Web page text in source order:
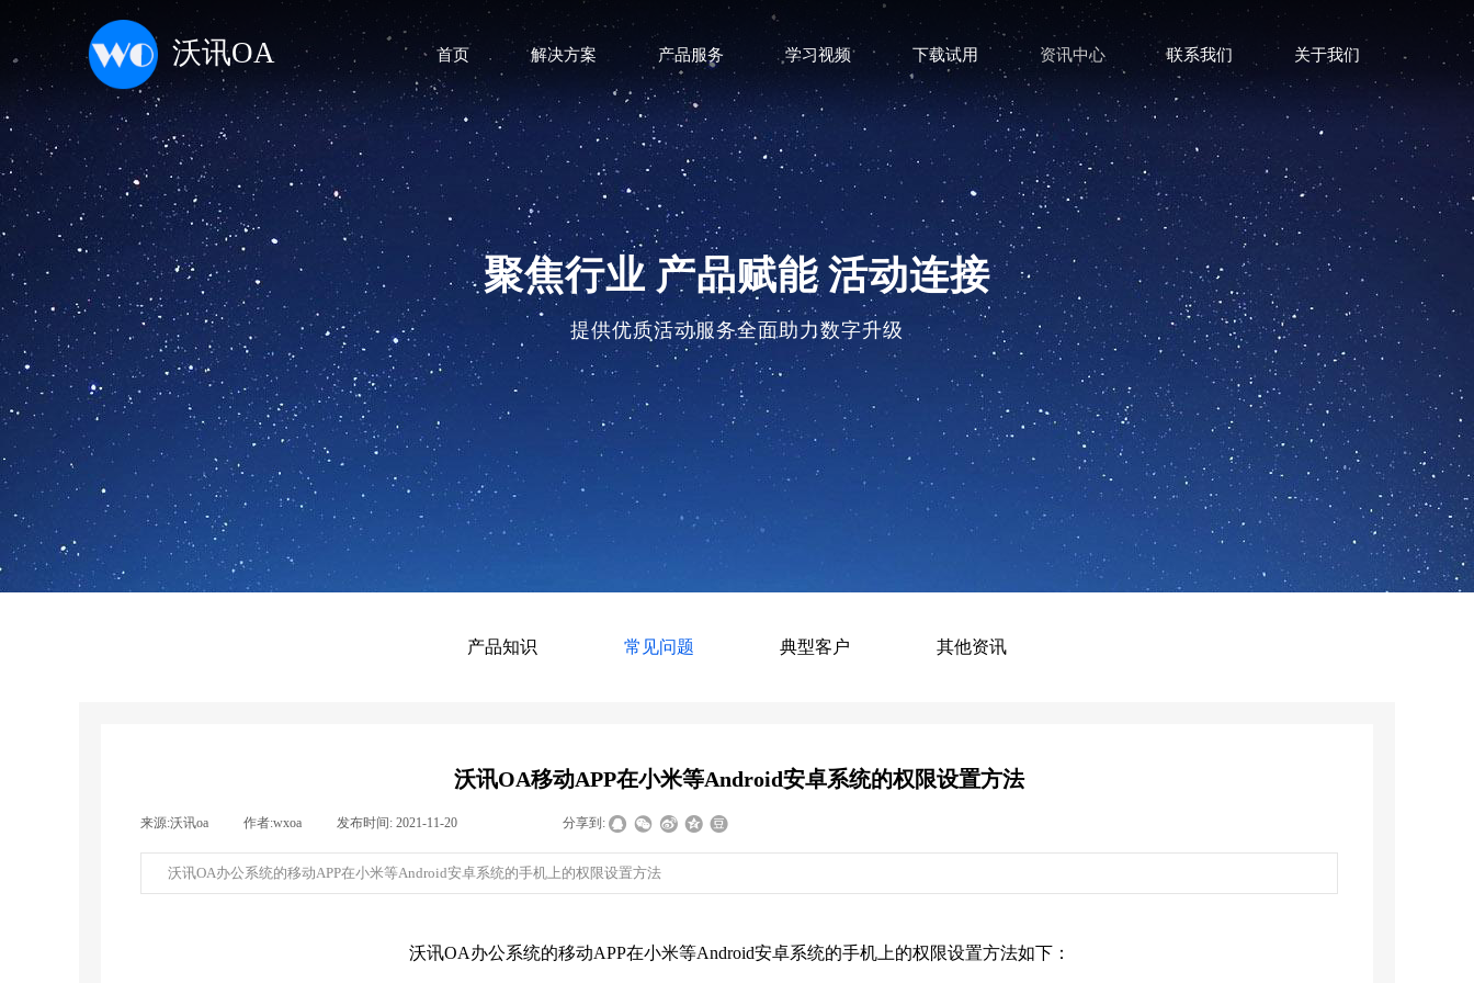
聚焦行业 产品赋能 活动连接
首页 解决方案 产品服务 学习视频 下载试用 资讯中心 联系我们 关于我们
沃讯OA
提供优质活动服务全面助力数字升级
产品知识 常见问题 典型客户 其他资讯
沃讯OA移动APP在小米等Android安卓系统的权限设置方法
来源:沃讯oa 作者:wxoa 发布时间: 2021-11-20 分享到:
沃讯OA办公系统的移动APP在小米等Android安卓系统的手机上的权限设置方法
沃讯OA办公系统的移动APP在小米等Android安卓系统的手机上的权限设置方法如下：